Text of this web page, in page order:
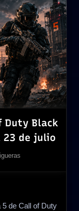
Duty Black
23 de julio
5 de Call of Duty